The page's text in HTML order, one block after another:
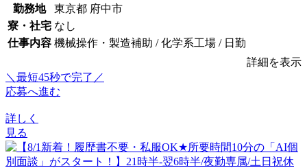
勤務地
東京都 府中市
寮・社宅 なし
仕事内容 機械操作・製造補助 / 化学系工場 / 日勤
詳細を表示
＼最短45秒で完了／
応募へ進む
詳しく
見る